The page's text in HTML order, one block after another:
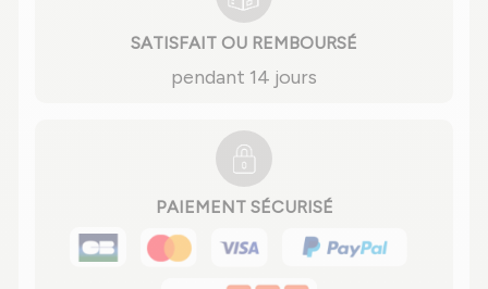
SATISFAIT OU REMBOURSÉ
pendant 14 jours
PAIEMENT SÉCURISÉ